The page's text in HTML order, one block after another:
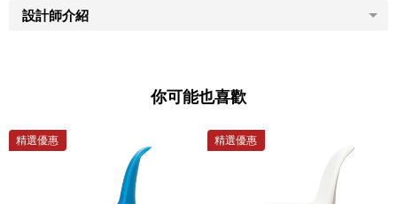
設計師介紹
你可能也喜歡
精選優惠 精選優惠